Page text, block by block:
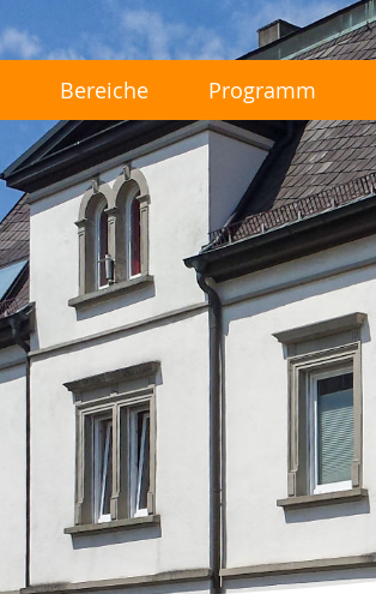
Bereiche Programm